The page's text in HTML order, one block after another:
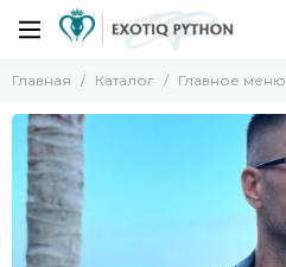
Главная Каталог Главное меню